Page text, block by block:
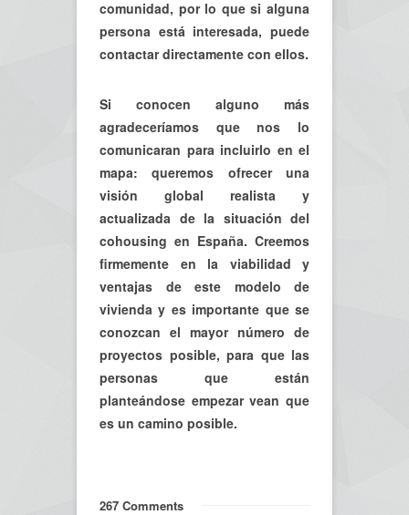
comunidad, por lo que si alguna
persona está interesada, puede
contactar directamente con ellos.
Si conocen alguno más
agradeceríamos que nos lo
comunicaran para incluirlo en el
mapa: queremos ofrecer una
visión global realista y
actualizada de la situación del
cohousing en España. Creemos
firmemente en la viabilidad y
ventajas de este modelo de
vivienda y es importante que se
conozcan el mayor número de
proyectos posible, para que las
personas que están
planteándose empezar vean que
es un camino posible.
267 Comments